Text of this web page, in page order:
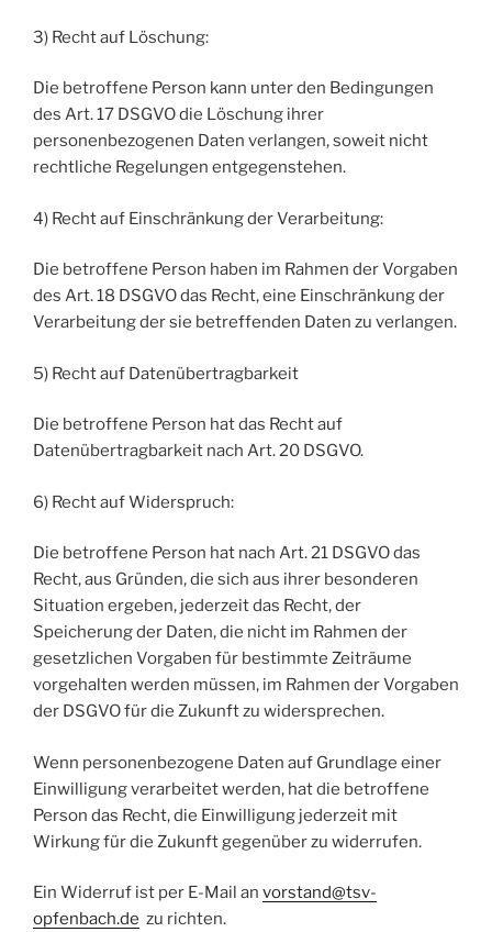
3) Recht auf Löschung:
Die betroffene Person kann unter den Bedingungen
des Art. 17 DSGVO die Löschung ihrer
personenbezogenen Daten verlangen, soweit nicht
rechtliche Regelungen entgegenstehen.
4) Recht auf Einschränkung der Verarbeitung:
Die betroffene Person haben im Rahmen der Vorgaben
des Art. 18 DSGVO das Recht, eine Einschränkung der
Verarbeitung der sie betreffenden Daten zu verlangen.
5) Recht auf Datenübertragbarkeit
Die betroffene Person hat das Recht auf
Datenübertragbarkeit nach Art. 20 DSGVO.
6) Recht auf Widerspruch:
Die betroffene Person hat nach Art. 21 DSGVO das
Recht, aus Gründen, die sich aus ihrer besonderen
Situation ergeben, jederzeit das Recht, der
Speicherung der Daten, die nicht im Rahmen der
gesetzlichen Vorgaben für bestimmte Zeiträume
vorgehalten werden müssen, im Rahmen der Vorgaben
der DSGVO für die Zukunft zu widersprechen.
Wenn personenbezogene Daten auf Grundlage einer
Einwilligung verarbeitet werden, hat die betroffene
Person das Recht, die Einwilligung jederzeit mit
Wirkung für die Zukunft gegenüber zu widerrufen.
Ein Widerruf ist per E-Mail an vorstand@tsv-
opfenbach.de zu richten.